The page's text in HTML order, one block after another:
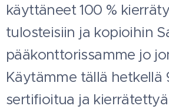
käyttäneet 100 %
tulosteisiin ja kopioihin
pääkonttorissamme jo
Käytämme tällä hetkellä
sertifioitua ja